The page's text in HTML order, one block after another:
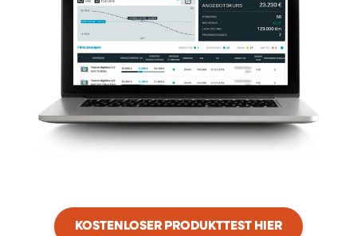
KOSTENLOSER PRODUKTTEST HIER